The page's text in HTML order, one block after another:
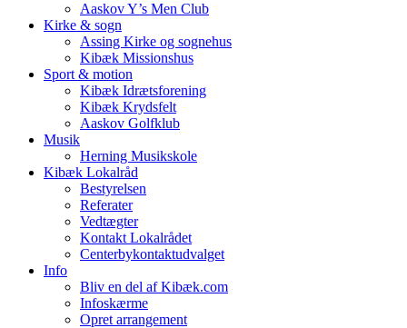
Aaskov Y’s Men Club
Kirke & sogn
Assing Kirke og sognehus
Kibæk Missionshus
Sport & motion
Kibæk Idrætsforening
Kibæk Krydsfelt
Aaskov Golfklub
Musik
Herning Musikskole
Kibæk Lokalråd
Bestyrelsen
Referater
Vedtægter
Kontakt Lokalrådet
Centerbykontaktudvalget
Info
Bliv en del af Kibæk.com
Infoskærme
Opret arrangement